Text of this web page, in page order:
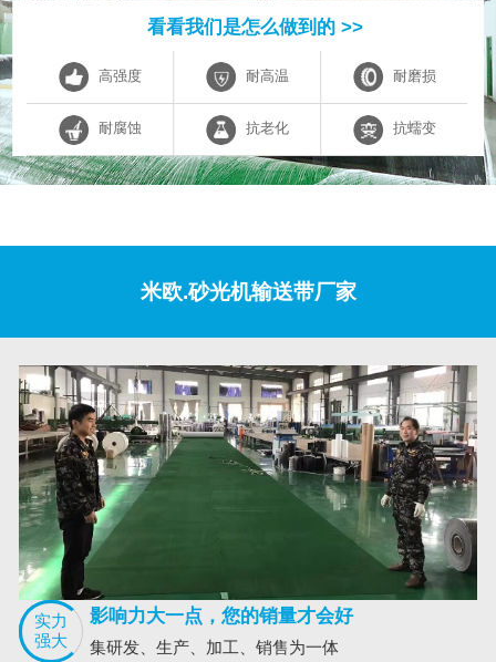
看看我们是怎么做到的 >>
高强度 耐高温 耐磨损
耐腐蚀 抗老化 抗蠕变
米欧.砂光机输送带厂家
实力
强大
影响力大一点，您的销量才会好
集研发、生产、加工、销售为一体